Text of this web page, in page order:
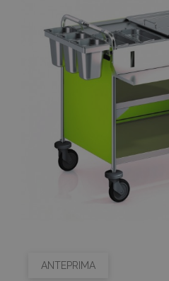
ANTEPRIMA